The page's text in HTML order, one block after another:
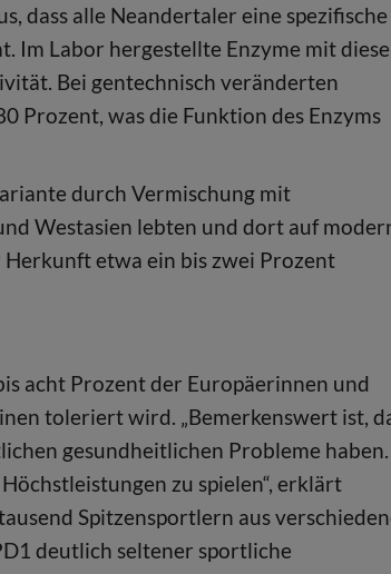
dass alle Neandertaler eine spezifische
Im Labor hergestellte Enzyme mit
Bei gentechnisch veränderten
Prozent, was die Funktion des Enzyms
durch Vermischung mit
Westasien lebten und dort auf
etwa ein bis zwei Prozent
acht Prozent der Europäerinnen und
toleriert wird. „Bemerkenswert ist,
gesundheitlichen Probleme haben.
zu spielen“, erklärt
Spitzensportlern aus
deutlich seltener sportliche